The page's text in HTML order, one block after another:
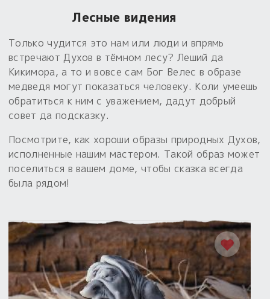
Лесные видения
Только чудится это нам или люди и впрямь
встречают Духов в тёмном лесу? Леший да
Кикимора, а то и вовсе сам Бог Велес в образе
медведя могут показаться человеку. Коли умеешь
обратиться к ним с уважением, дадут добрый
совет да подсказку.
Посмотрите, как хороши образы природных Духов,
исполненные нашим мастером. Такой образ может
поселиться в вашем доме, чтобы сказка всегда
была рядом!